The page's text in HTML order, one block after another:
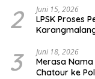
2 Juni 15, 2026
LPSK Proses
3 Juni 18, 2026
Merasa
Chatour ke